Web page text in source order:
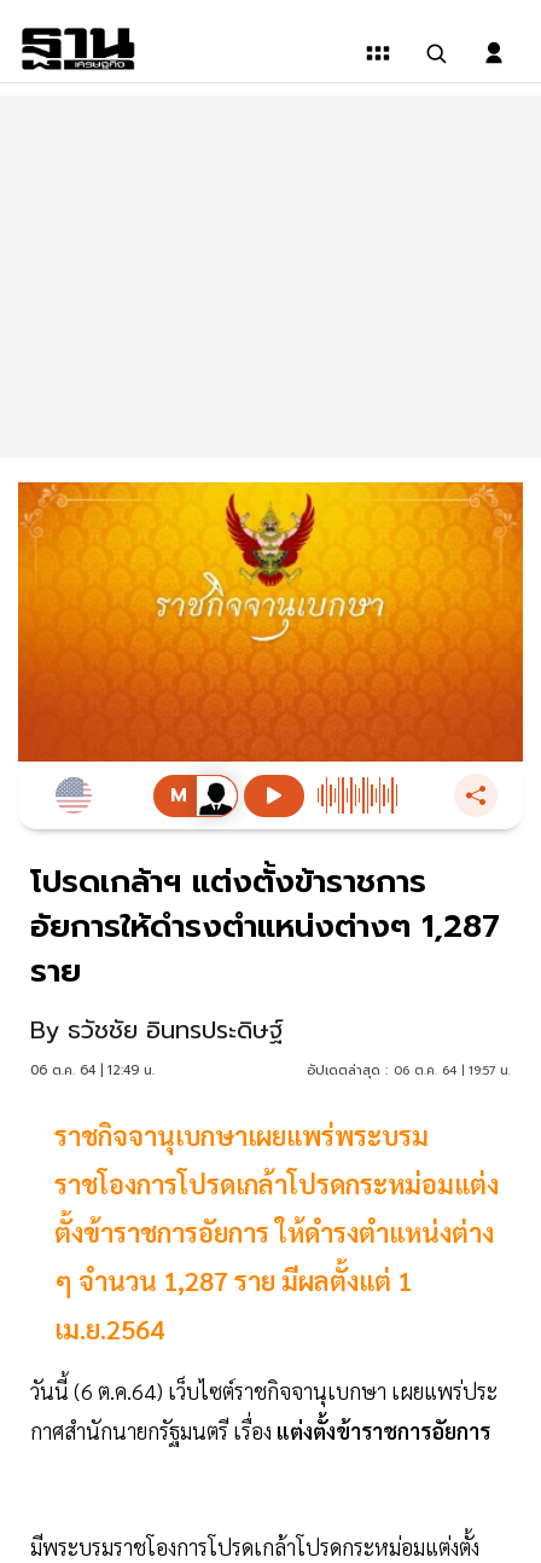
โปรดเกล้าฯ แต่งตั้งข้าราชการ
อัยการให้ดํารงตําแหน่งต่างๆ 1,287
ราย
By ธวัชชัย อินทรประดิษฐ์
06 ต.ค. 64 | 12:49 น. อัปเดตล่าสุด : 06 ต.ค. 64 | 19:57 น.
ราชกิจจานุเบกษาเผยแพร่พระบรม
ราชโองการโปรดเกล้าโปรดกระหม่อมแต่ง
ตั้งข้าราชการอัยการ ให้ดํารงตําแหน่งต่าง
ๆ จํานวน 1,287 ราย มีผลตั้งแต่ 1
เม.ย.2564
วันนี้ (6 ต.ค.64) เว็บไซต์ราชกิจจานุเบกษา เผยแพร่ประ
กาศสํานักนายกรัฐมนตรี เรื่อง แต่งตั้งข้าราชการอัยการ
มีพระบรมราชโองการโปรดเกล้าโปรดกระหม่อมแต่งตั้ง